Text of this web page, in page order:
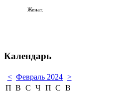
Женат.
Календарь
< Февраль 2024 >
П В С Ч П С В